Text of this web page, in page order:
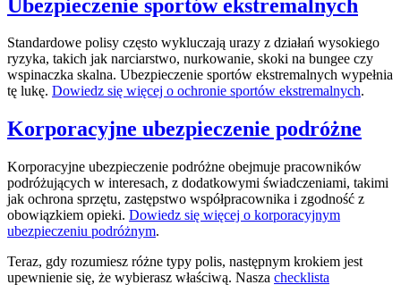
Ubezpieczenie sportów ekstremalnych
Standardowe polisy często wykluczają urazy z działań wysokiego
ryzyka, takich jak narciarstwo, nurkowanie, skoki na bungee czy
wspinaczka skalna. Ubezpieczenie sportów ekstremalnych wypełnia
tę lukę. Dowiedz się więcej o ochronie sportów ekstremalnych.
Korporacyjne ubezpieczenie podróżne
Korporacyjne ubezpieczenie podróżne obejmuje pracowników
podróżujących w interesach, z dodatkowymi świadczeniami, takimi
jak ochrona sprzętu, zastępstwo współpracownika i zgodność z
obowiązkiem opieki. Dowiedz się więcej o korporacyjnym
ubezpieczeniu podróżnym.
Teraz, gdy rozumiesz różne typy polis, następnym krokiem jest
upewnienie się, że wybierasz właściwą. Nasza checklista